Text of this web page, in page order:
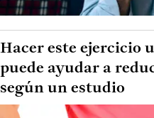
Hacer este ejercicio
puede ayudar a
según un estudio